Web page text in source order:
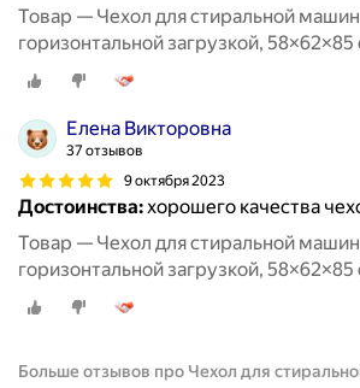
Товар — Чехол для стиральной
горизонтальной загрузкой,
микс
Елена Викторовна
37 отзывов
9 октября 2023
Достоинства:хорошего качества
Товар — Чехол для стиральной
горизонтальной загрузкой,
микс
Больше отзывов про Чехол для